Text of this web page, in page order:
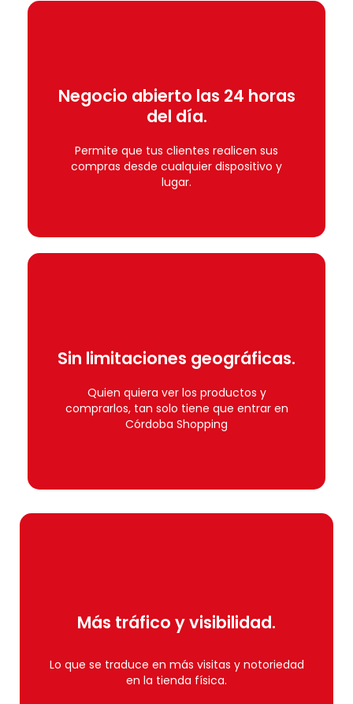
Negocio abierto las 24 horas
del día.
Permite que tus clientes realicen sus
compras desde cualquier dispositivo y
lugar.
Negocio abierto las 24 horas
del día.
municipios seleccionados, ¡inscríbete!
Sin limitaciones geográficas.
Quien quiera ver los productos y
comprarlos, tan solo tiene que entrar en
Córdoba Shopping
Sin limitaciones geográficas.
Si tu comercio está dentro de los
municipios seleccionados, ¡inscríbete!
Más tráfico y visibilidad.
Lo que se traduce en más visitas y notoriedad
en la tienda física.
Más tráfico y visibilidad.
seleccionados, ¡inscríbete!